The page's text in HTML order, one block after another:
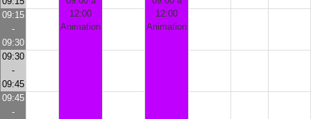
12:00
Animation
12:00
Animation
09:15
-
09:30
09:30
-
09:45
09:45
-